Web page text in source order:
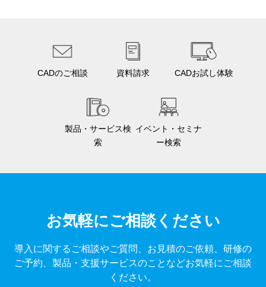
CADのご相談 資料請求 CADお試し体験
製品・サービス検
索
イベント・セミナ
ー検索
お気軽にご相談ください
導入に関するご相談やご質問、お見積のご依頼、研修の
ご予約、製品・支援サービスのことなどお気軽にご相談
ください。